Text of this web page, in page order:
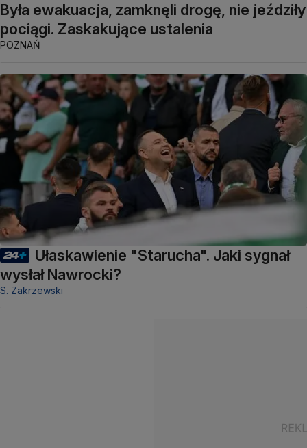
Była ewakuacja, zamknęli drogę, nie jeździły
pociągi. Zaskakujące ustalenia
POZNAŃ
Ułaskawienie "Starucha". Jaki sygnał
wysłał Nawrocki?
S. Zakrzewski